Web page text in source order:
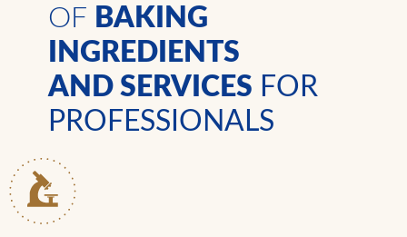
OF BAKING
INGREDIENTS
AND SERVICES FOR
PROFESSIONALS